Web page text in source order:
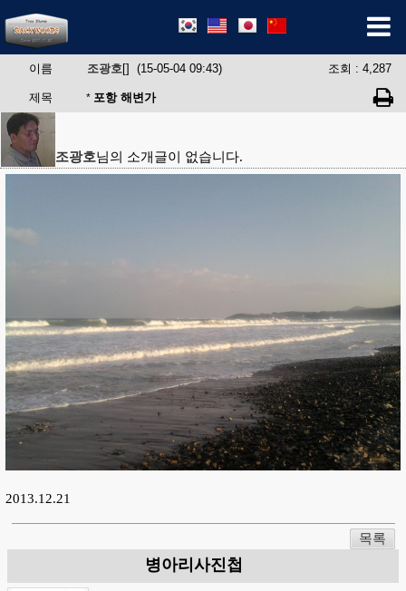
이름 조광호[] (15-05-04 09:43) 조회 : 4,287
제목 * 포항 해변가
조광호님의 소개글이 없습니다.
2013.12.21
목록
병아리사진첩